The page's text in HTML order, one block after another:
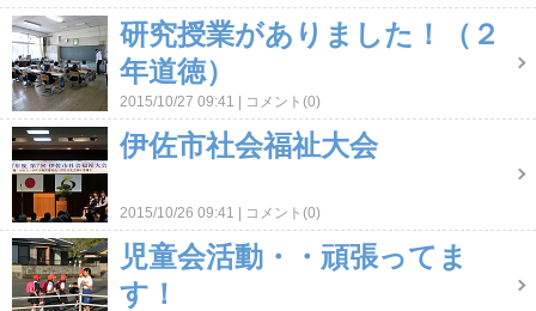
研究授業がありました！（２
年道徳）
2015/10/27 09:41 コメント(0)
伊佐市社会福祉大会
2015/10/26 09:41 コメント(0)
児童会活動・・頑張ってま
す！